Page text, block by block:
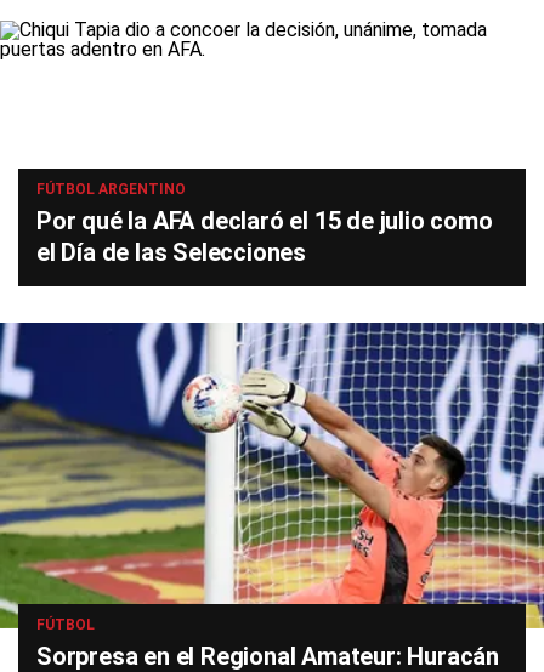
FÚTBOL ARGENTINO
Por qué la AFA declaró el 15 de julio como
el Día de las Selecciones
FÚTBOL
Sorpresa en el Regional Amateur: Huracán